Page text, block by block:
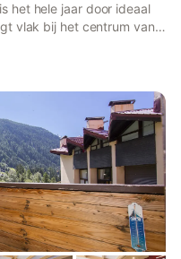
het hele jaar door ideaal
vlak bij het centrum van
rijden van het
sfeervolle charme van